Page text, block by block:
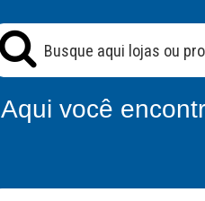
Aqui você